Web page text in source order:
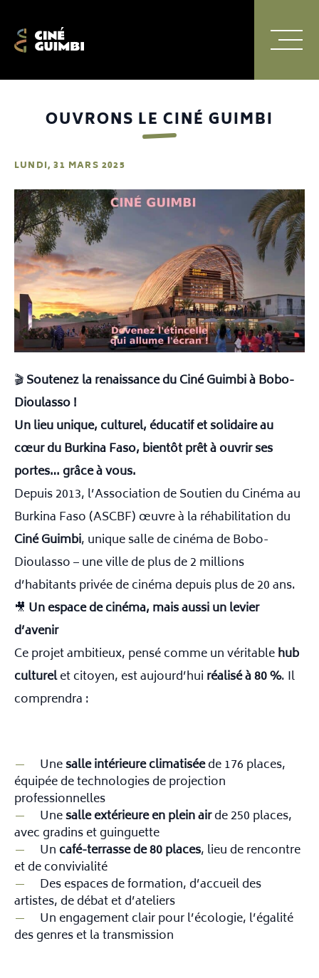
OUVRONS LE CINÉ GUIMBI
LUNDI, 31 MARS 2025
🎬Soutenez la renaissance du Ciné Guimbi à Bobo-
Dioulasso !
Un lieu unique, culturel, éducatif et solidaire au
cœur du Burkina Faso, bientôt prêt à ouvrir ses
portes… grâce à vous.
Depuis 2013, l’Association de Soutien du Cinéma au
Burkina Faso (ASCBF) œuvre à la réhabilitation du
Ciné Guimbi, unique salle de cinéma de Bobo-
Dioulasso – une ville de plus de 2 millions
d’habitants privée de cinéma depuis plus de 20 ans.
🎥 Un espace de cinéma, mais aussi un levier
d’avenir
Ce projet ambitieux, pensé comme un véritablehub
culturelet citoyen, est aujourd’hui réalisé à 80 %. Il
comprendra :
Unesalle intérieure climatiséede 176 places,
équipée de technologies de projection
professionnelles
Unesalle extérieure en plein airde 250 places,
avec gradins et guinguette
Un café-terrasse de 80 places, lieu de rencontre
et de convivialité
Des espaces de formation, d’accueil des
artistes, de débat et d’ateliers
Un engagement clair pour l’écologie, l’égalité
des genres et la transmission